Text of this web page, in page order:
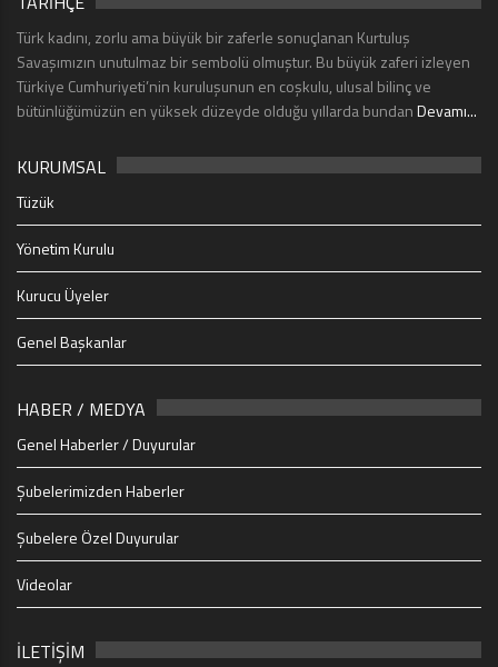
Türk kadını, zorlu ama büyük bir zaferle sonuçlanan Kurtuluş
Savaşımızın unutulmaz bir sembolü olmuştur. Bu büyük zaferi izleyen
Türkiye Cumhuriyeti’nin kuruluşunun en coşkulu, ulusal bilinç ve
bütünlüğümüzün en yüksek düzeyde olduğu yıllarda bundanDevamı...
KURUMSAL
Tüzük
Yönetim Kurulu
Kurucu Üyeler
Genel Başkanlar
HABER / MEDYA
Genel Haberler / Duyurular
Şubelerimizden Haberler
Şubelere Özel Duyurular
Videolar
İLETİŞİM